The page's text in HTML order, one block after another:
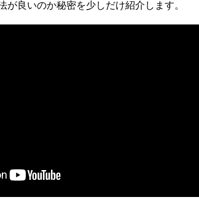
が良いのか秘密を少しだけ紹介します。